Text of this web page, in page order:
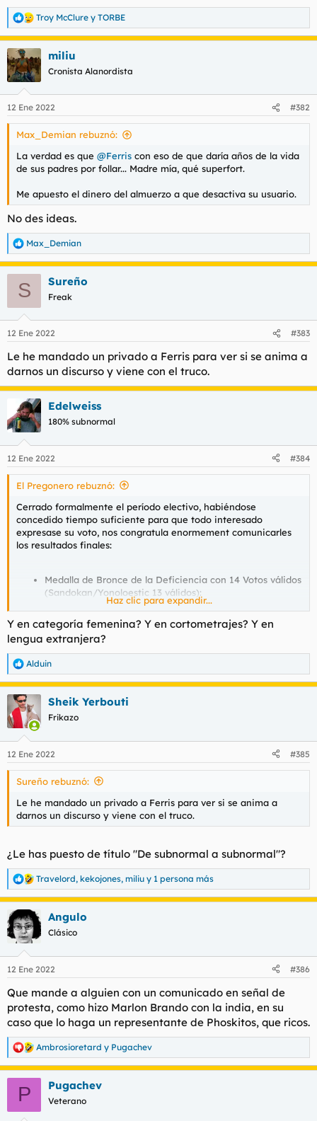
R
e
a
c
c
i
e
s
Troy McClure y TORBE
miliu
Cronista Alanordista
12 Ene 2022 #382
Max_Demian rebuznó:
La verdad es que @Ferris con eso de que daría años de la vida
de sus padres por follar... Madre mía, qué superfort.
Me apuesto el dinero del almuerzo a que desactiva su usuario.
No des ideas.
R
e
a
e
:
Max_Demian
S Sureño
Freak
12 Ene 2022 #383
Le he mandado un privado a Ferris para ver si se anima a
darnos un discurso y viene con el truco.
Edelweiss
180% subnormal
12 Ene 2022 #384
El Pregonero rebuznó:
Cerrado formalmente el período electivo, habiéndose
concedido tiempo suficiente para que todo interesado
expresase su voto, nos congratula enormement comunicarles
los resultados finales:
Medalla de Bronce de la Deficiencia con 14 Votos válidos
(Sandokan/Yonoloestic 13 válidos):
@Una Bellísima Persona
Subcampeón honorífico y amplísimo reconocimiento a
su minusvalía (21 votos válidos):
@John McClane
Campeón de campeones (23 votos válidos) y honores
absolutos comoSUBNORMAL DEL
AÑO 2021:
@Ferris
Ver el archivos adjunto 101632
Loor y gloria, y una mierda asín de grande, para el Gran
Premiado y gracias a todos por participar.
Haz clic para expandir...
Y en categoría femenina? Y en cortometrajes? Y en
lengua extranjera?
R
e
a
c
c
i
e
s
Alduin
Sheik Yerbouti
Frikazo
12 Ene 2022 #385
Sureño rebuznó:
Le he mandado un privado a Ferris para ver si se anima a
darnos un discurso y viene con el truco.
¿Le has puesto de título "De subnormal a subnormal"?
R
e
a
c
c
i
e
:
Travelord, kekojones, miliu y 1 persona más
Angulo
Clásico
12 Ene 2022 #386
Que mande a alguien con un comunicado en señal de
protesta, como hizo Marlon Brando con la india, en su
caso que lo haga un representante de Phoskitos, que ricos.
R
e
a
Ambrosioretard y Pugachev
P Pugachev
Veterano